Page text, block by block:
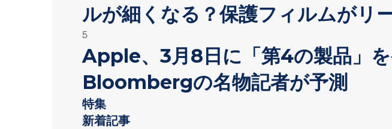
ルが細くなる？保護フィルムがリ
5
Apple、3月8日に「第4の製品」を
Bloombergの名物記者が予測
特集
新着記事